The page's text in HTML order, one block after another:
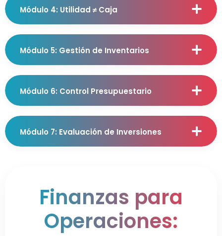
Módulo 4: Utilidad ≠ Caja
Módulo 5: Gestión de Inventarios
Módulo 6: Control Presupuestario
Módulo 7: Evaluación de Inversiones
Finanzas para
Operaciones: